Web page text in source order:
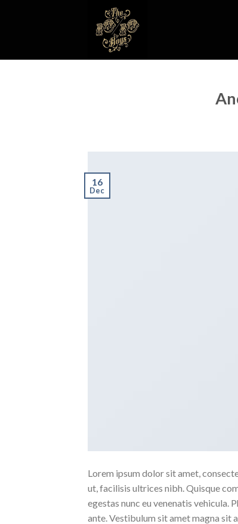
16
Dec
Lorem ipsum dolor sit amet,
ut, facilisis ultrices nibh. Quisque
egestas nunc eu venenatis vehicula.
ante. Vestibulum sit amet magna sit